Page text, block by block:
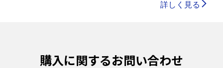
詳しく見る
購入に関するお問い合わせ